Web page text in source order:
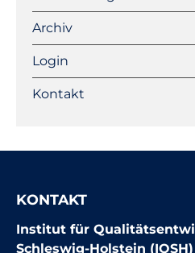
Archiv
Login
Kontakt
KONTAKT
Institut für
Schleswig-Holstein (IQSH)